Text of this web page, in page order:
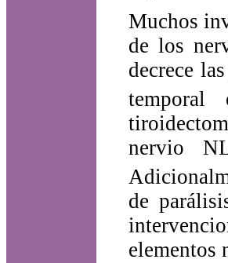
Muchos
de los
decrece
temporal
nervio
de
elementos